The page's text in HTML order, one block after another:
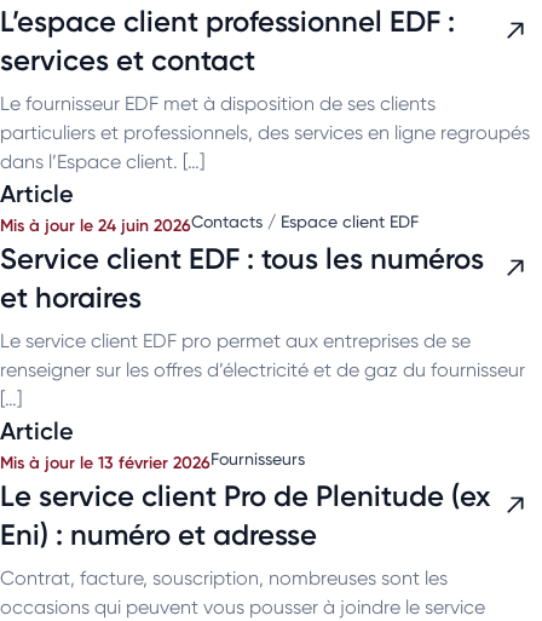
L’espace client professionnel EDF :
services et contact
Le fournisseur EDF met à disposition de ses clients
particuliers et professionnels, des services en ligne regroupés
dans l’Espace client. […]
Article
Mis à jour le 24 juin 2026Contacts / Espace client EDF
Service client EDF : tous les numéros
et horaires
Le service client EDF pro permet aux entreprises de se
renseigner sur les offres d’électricité et de gaz du fournisseur
[…]
Article
Mis à jour le 13 février 2026Fournisseurs
Le service client Pro de Plenitude (ex
Eni) : numéro et adresse
Contrat, facture, souscription, nombreuses sont les
occasions qui peuvent vous pousser à joindre le service